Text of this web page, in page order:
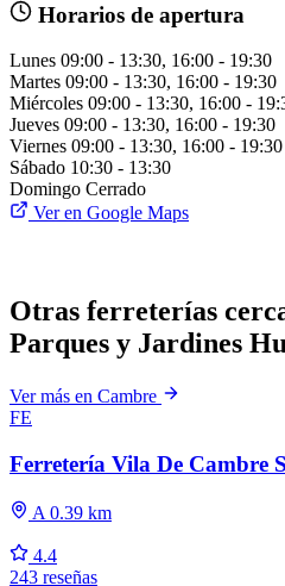
Horarios de apertura
Lunes 09:00 - 13:30, 16:00 - 19:30
Martes 09:00 - 13:30, 16:00 - 19:30
Miércoles 09:00 - 13:30, 16:00 -
Jueves 09:00 - 13:30, 16:00 - 19:30
Viernes 09:00 - 13:30, 16:00 - 19:30
Sábado 10:30 - 13:30
Domingo Cerrado
Ver en Google Maps
Otras ferreterías
Parques y Jardines
Ver más en Cambre
FE
Ferretería Vila De Cambre
A 0.39 km
4.4
243 reseñas